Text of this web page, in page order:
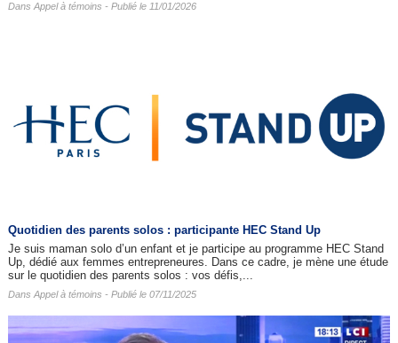
Dans Appel à témoins - Publié le 11/01/2026
Quotidien des parents solos : participante HEC Stand Up
Je suis maman solo d’un enfant et je participe au programme HEC Stand
Up, dédié aux femmes entrepreneures. Dans ce cadre, je mène une étude
sur le quotidien des parents solos : vos défis,...
Dans Appel à témoins - Publié le 07/11/2025